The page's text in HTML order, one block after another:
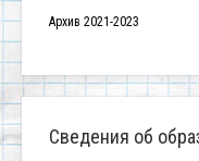
Архив 2021-2023
Сведения об